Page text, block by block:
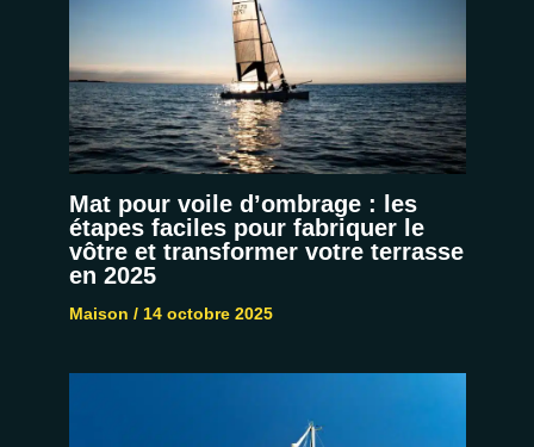
Mat pour voile d’ombrage : les
étapes faciles pour fabriquer le
vôtre et transformer votre terrasse
en 2025
Maison / 14 octobre 2025